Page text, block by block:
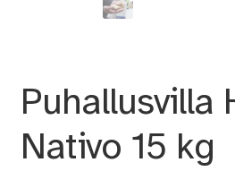
Puhallusvilla
Nativo 15 kg